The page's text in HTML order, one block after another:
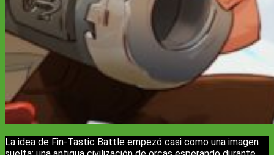
La idea de Fin-Tastic Battle empezó casi como una imagen